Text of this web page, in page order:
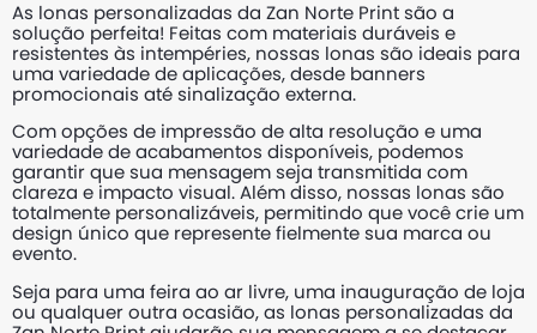
As lonas personalizadas da Zan Norte Print são a
solução perfeita! Feitas com materiais duráveis e
resistentes às intempéries, nossas lonas são ideais para
uma variedade de aplicações, desde banners
promocionais até sinalização externa.
Com opções de impressão de alta resolução e uma
variedade de acabamentos disponíveis, podemos
garantir que sua mensagem seja transmitida com
clareza e impacto visual. Além disso, nossas lonas são
totalmente personalizáveis, permitindo que você crie um
design único que represente fielmente sua marca ou
evento.
Seja para uma feira ao ar livre, uma inauguração de loja
ou qualquer outra ocasião, as lonas personalizadas da